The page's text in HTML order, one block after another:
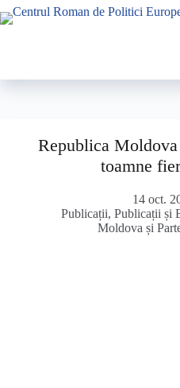
Republica
toamne
14 oct.
Publicații,Publicații și
Moldova și